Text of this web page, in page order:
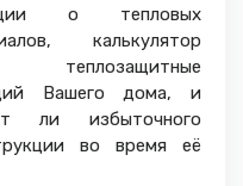
о тепловых
калькулятор
теплозащитные
Вашего дома, и
ли избыточного
во время её